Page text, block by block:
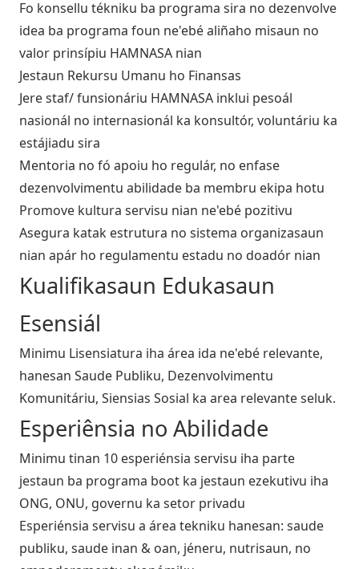
Fo konsellu tékniku ba programa sira no dezenvolve
idea ba programa foun ne'ebé aliñaho misaun no
valor prinsípiu HAMNASA nian
Jestaun Rekursu Umanu ho Finansas
Jere staf/ funsionáriu HAMNASA inklui pesoál
nasionál no internasionál ka konsultór, voluntáriu ka
estájiadu sira
Mentoria no fó apoiu ho regulár, no enfase
dezenvolvimentu abilidade ba membru ekipa hotu
Promove kultura servisu nian ne'ebé pozitivu
Asegura katak estrutura no sistema organizasaun
nian apár ho regulamentu estadu no doadór nian
Kualifikasaun Edukasaun
Esensiál
Minimu Lisensiatura iha área ida ne'ebé relevante,
hanesan Saude Publiku, Dezenvolvimentu
Komunitáriu, Siensias Sosial ka area relevante seluk.
Esperiênsia no Abilidade
Minimu tinan 10 esperiénsia servisu iha parte
jestaun ba programa boot ka jestaun ezekutivu iha
ONG, ONU, governu ka setor privadu
Esperiénsia servisu a área tekniku hanesan: saude
publiku, saude inan & oan, jéneru, nutrisaun, no